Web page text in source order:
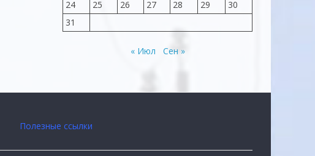
24
25 26 27 28 29
30
31
« Июл Сен »
Полезные ссылки